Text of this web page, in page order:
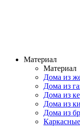
Материал
Материал
Дома из
Дома из
Дома из
Дома из
Дома из